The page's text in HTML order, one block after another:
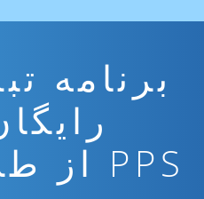
برنامه
PPS از طریق Ruby